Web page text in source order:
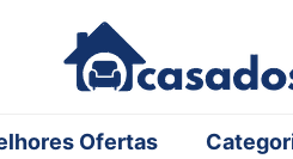
Ofertas